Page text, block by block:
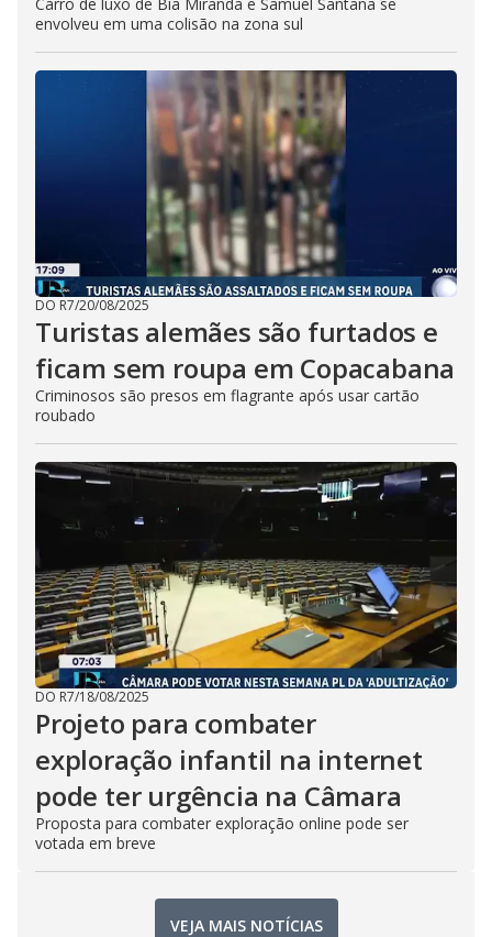
envolveu em uma colisão na zona sul
DO R7/20/08/2025
Turistas alemães são furtados e
ficam sem roupa em Copacabana
Criminosos são presos em flagrante após usar cartão
roubado
DO R7/18/08/2025
Projeto para combater
exploração infantil na internet
pode ter urgência na Câmara
Proposta para combater exploração online pode ser
votada em breve
VEJA MAIS NOTÍCIAS